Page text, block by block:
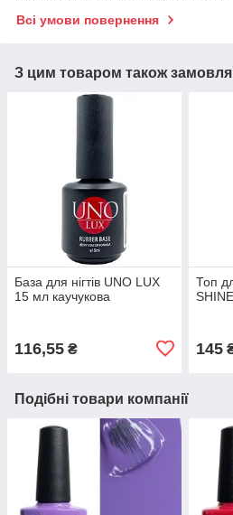
Всі умови повернення
З цим товаром також
База для нігтів UNO LUX
15 мл каучукова
116,55 ₴
Топ
145
Подібні товари компанії